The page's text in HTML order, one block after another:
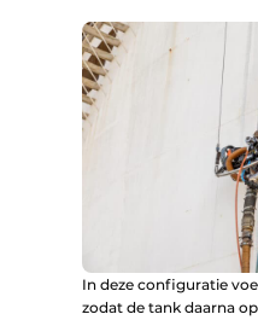
In deze configuratie
zodat de tank daarna